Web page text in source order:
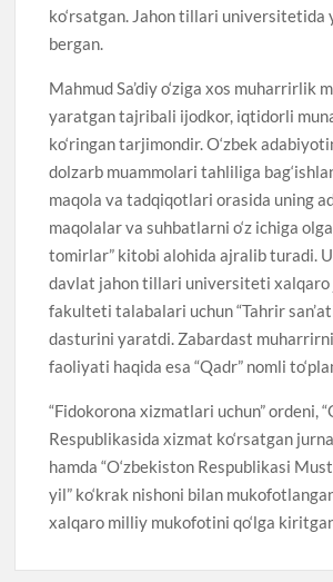
ko‘rsatgan. Jahon tillari universitetida
bergan.
Mahmud Sa’diy o‘ziga xos muharrirlik
yaratgan tajribali ijodkor, iqtidorli
ko‘ringan tarjimondir. O‘zbek
dolzarb muammolari tahliliga
maqola va tadqiqotlari orasida uning
maqolalar va suhbatlarni o‘z ichiga
tomirlar” kitobi alohida ajralib turadi.
davlat jahon tillari universiteti
fakulteti talabalari uchun “Tahrir
dasturini yaratdi. Zabardast
faoliyati haqida esa “Qadr” nomli
“Fidokorona xizmatlari uchun” ordeni,
Respublikasida xizmat ko‘rsatgan
hamda “O‘zbekiston Respublikasi
yil” ko‘krak nishoni bilan
xalqaro milliy mukofotini qo‘lga